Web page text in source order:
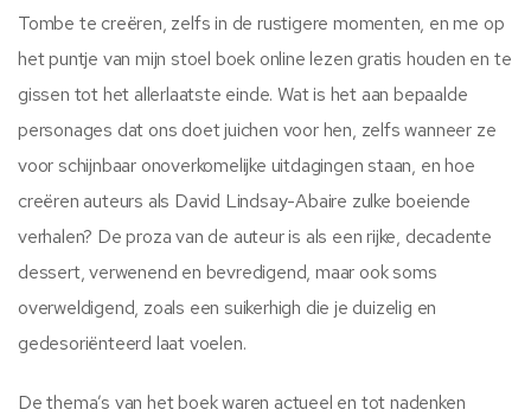
Tombe te creëren, zelfs in de rustigere momenten, en me op
het puntje van mijn stoel boek online lezen gratis houden en te
gissen tot het allerlaatste einde. Wat is het aan bepaalde
personages dat ons doet juichen voor hen, zelfs wanneer ze
voor schijnbaar onoverkomelijke uitdagingen staan, en hoe
creëren auteurs als David Lindsay-Abaire zulke boeiende
verhalen? De proza van de auteur is als een rijke, decadente
dessert, verwenend en bevredigend, maar ook soms
overweldigend, zoals een suikerhigh die je duizelig en
gedesoriënteerd laat voelen.
De thema’s van het boek waren actueel en tot nadenken